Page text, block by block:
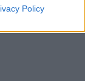
Policy